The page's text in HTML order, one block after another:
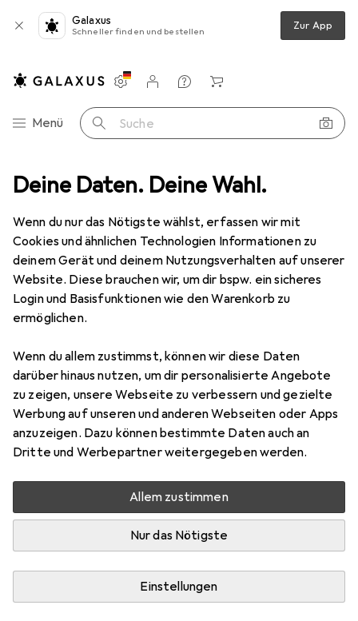
Deine Daten. Deine Wahl.
Wenn du nur das Nötigste wählst, erfassen wir mit
Cookies und ähnlichen Technologien Informationen zu
deinem Gerät und deinem Nutzungsverhalten auf unserer
Website. Diese brauchen wir, um dir bspw. ein sicheres
Login und Basisfunktionen wie den Warenkorb zu
ermöglichen.
Wenn du allem zustimmst, können wir diese Daten
darüber hinaus nutzen, um dir personalisierte Angebote
zu zeigen, unsere Webseite zu verbessern und gezielte
Werbung auf unseren und anderen Webseiten oder Apps
anzuzeigen. Dazu können bestimmte Daten auch an
Dritte und Werbepartner weitergegeben werden.
Allem zustimmen
Nur das Nötigste
Einstellungen
Galaxus
Schneller finden und bestellen Zur App
Navigation nach Kategorien
Menü Suche
Einstellungen
Kundenkonto
Vergleichslisten
Merklisten
Warenkorb
+ Video Geräte Schutzfolie Dipos Displayschutz Anti-Shock
8 Bilder
DiposDisplayschutz Anti-Shock
EUR
12,89
214
Bewertungen
Mehr als 10 Stück an Lager beim Drittanbieter
Lieferort angeben für genaue Lieferzeit
In den Warenkorb